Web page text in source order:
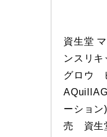
資生堂
ンスリキ
グロウ　
ーショ
売　資生